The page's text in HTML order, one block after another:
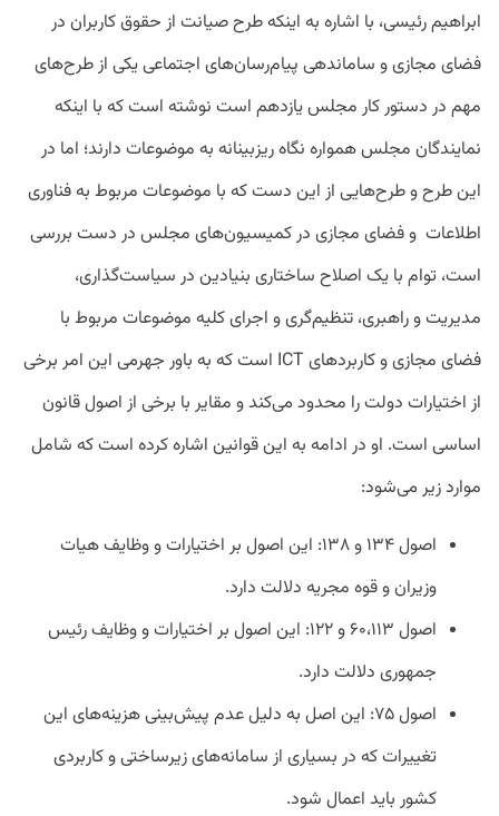
ابراهیم رئیسی، با اشاره به اینکه طرح صیانت از حقوق کاربران در
فضای مجازی و ساماندهی پیام‌رسان‌های اجتماعی یکی از طرح‌های
مهم در دستور کار مجلس یازدهم است نوشته است که با اینکه
نمایندگان مجلس همواره نگاه ریزبینانه به موضوعات دارند؛ اما در
این طرح و طرح‌هایی از این دست که با موضوعات مربوط به فناوری
اطلاعات و فضای مجازی در کمیسیون‌های مجلس در دست بررسی
است، توام با یک اصلاح ساختاری بنیادین در سیاست‌گذاری،
مدیریت و راهبری، تنظیم‌گری و اجرای کلیه موضوعات مربوط با
فضای مجازی و کاربرد‌های ICT است که به باور جهرمی این امر برخی
از اختیارات دولت را محدود می‌کند و مقایر با برخی از اصول قانون
اساسی است. او در ادامه به این قوانین اشاره کرده است که شامل
موارد زیر می‌شود:
اصول ۱۳۴ و ۱۳۸: این اصول بر اختیارات و وظایف هیات
وزیران و قوه مجریه دلالت دارد.
اصول ۶۰،۱۱۳ و ۱۲۲: این اصول بر اختیارات و وظایف رئیس
جمهوری دلالت دارد.
اصول ۷۵: این اصل به دلیل عدم پیش‌بینی هزینه‌های این
تغییرات که در بسیاری از سامانه‌های زیرساختی و کاربردی
کشور باید اعمال شود.